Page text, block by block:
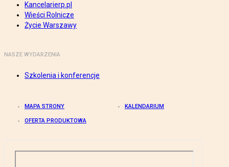
Kancelarierp.pl
Wieści Rolnicze
Życie Warszawy
NASZE WYDARZENIA
Szkolenia i konferencje
MAPA STRONY KALENDARIUM
OFERTA PRODUKTOWA